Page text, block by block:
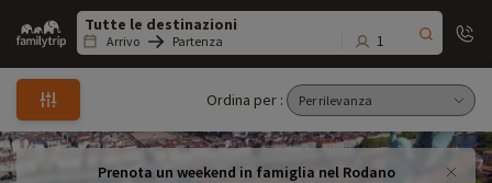
Family
trip
Arrivo Partenza 1
Ordina per :
Prenota un weekend in famiglia nel Rodano